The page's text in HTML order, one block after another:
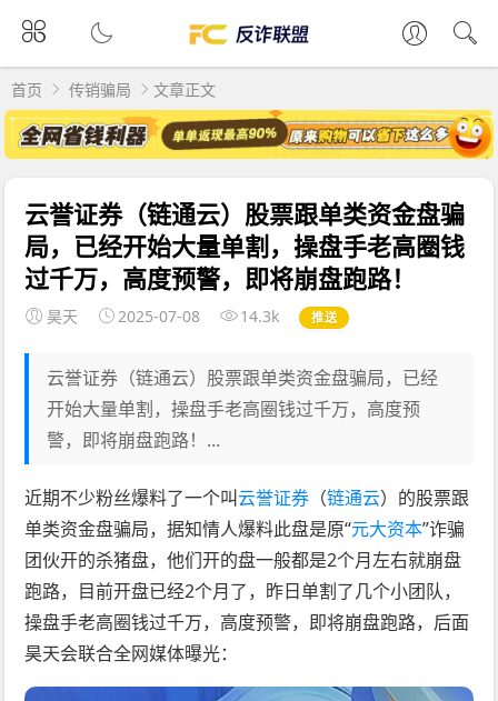
首页 传销骗局 文章正文
云誉证券（链通云）股票跟单类资金盘骗
局，已经开始大量单割，操盘手老高圈钱
过千万，高度预警，即将崩盘跑路！
昊天 2025-07-08 14.3k 推送
云誉证券（链通云）股票跟单类资金盘骗局，已经
开始大量单割，操盘手老高圈钱过千万，高度预
警，即将崩盘跑路！...
近期不少粉丝爆料了一个叫云誉证券 （链通云）的股票跟
单类资金盘骗局，据知情人爆料此盘是原“元大资本”诈骗
团伙开的杀猪盘，他们开的盘一般都是2个月左右就崩盘
跑路，目前开盘已经2个月了，昨日单割了几个小团队，
操盘手老高圈钱过千万，高度预警，即将崩盘跑路，后面
昊天会联合全网媒体曝光：